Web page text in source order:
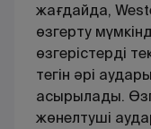
жағдайда,
өзгерту
өзгерістерді
тегін әрі
асырылады.
жөнелтуші